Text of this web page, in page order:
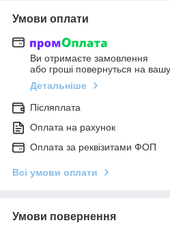
Умови оплати
Ви отримаєте замовлення
або гроші повернуться на
Детальніше
Післяплата
Оплата на рахунок
Оплата за реквізитами ФОП
Всі умови оплати
Умови повернення